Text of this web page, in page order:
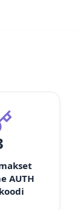
AUTH